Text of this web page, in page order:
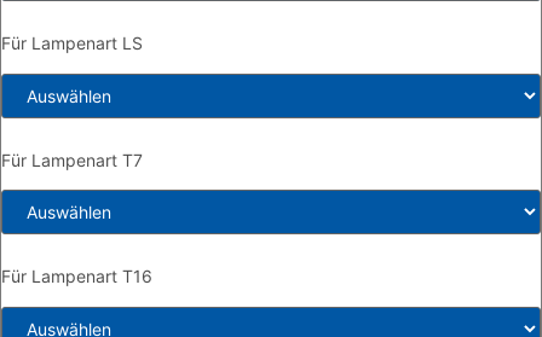
Für Lampenart LS
Für Lampenart T7
Für Lampenart T16